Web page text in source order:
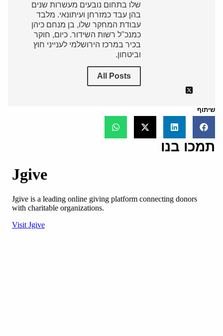
שלו בתחום נובעים מעשרות שנים
בהן עבד כמזרחן ועיתונאי. מלבד
עבודת המחקר שלו, בן מנחם כיהן
כמנכ"ל רשות השידור. כיום, חוקר
בכיר במרכז הירושלמי לענייני חוץ
וביטחון.
All Posts
שיתוף
תמכו בנו